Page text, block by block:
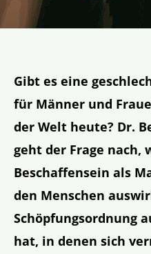
Gibt es eine
für Männer und
der Welt heute? Dr.
geht der Frage nach,
Beschaffensein als
den Menschen
Schöpfungsordnung
hat, in denen sich